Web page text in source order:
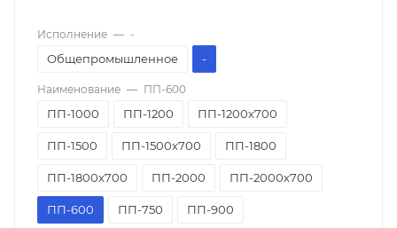
Исполнение — -
Общепромышленное -
Наименование — ПП-600
ПП-1000 ПП-1200 ПП-1200х700
ПП-1500 ПП-1500х700 ПП-1800
ПП-1800х700 ПП-2000 ПП-2000х700
ПП-600 ПП-750 ПП-900